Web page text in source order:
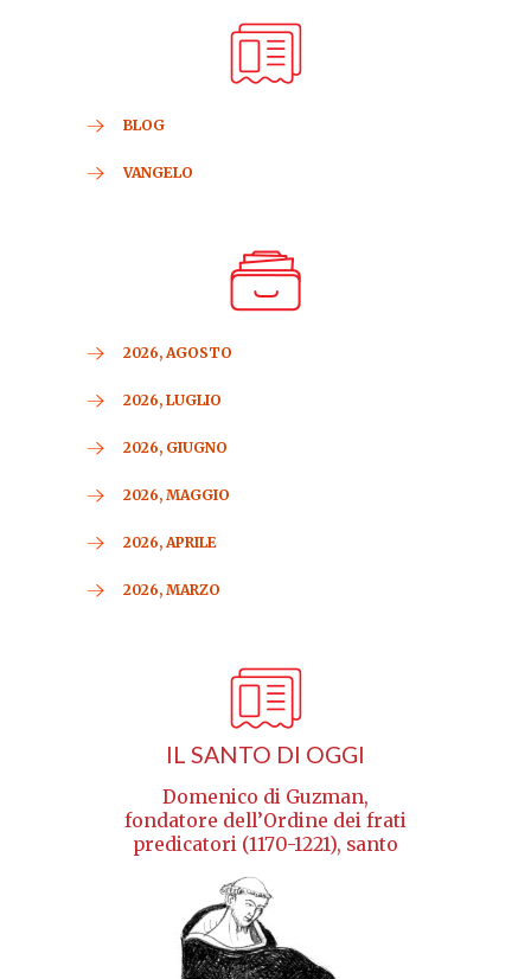
BLOG
VANGELO
2026, AGOSTO
2026, LUGLIO
2026, GIUGNO
2026, MAGGIO
2026, APRILE
2026, MARZO
IL SANTO DI OGGI
Domenico di Guzman,
fondatore dell’Ordine dei frati
predicatori (1170-1221), santo